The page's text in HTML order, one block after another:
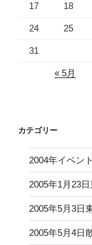
17 18
24 25
31
« 5月
カテゴリー
2004年イベント
2005年1月23
2005年5月3日
2005年5月4日